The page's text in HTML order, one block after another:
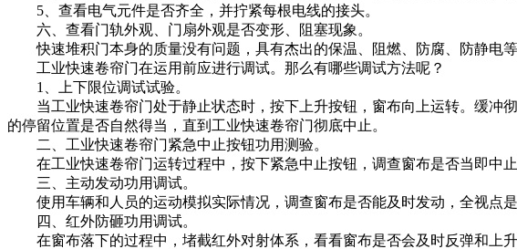
5、查看电气元件是否齐全，并拧紧每根电线的接头。
六、查看门轨外观、门扇外观是否变形、阻塞现象。
快速堆积门本身的质量没有问题，具有杰出的保温、阻燃、防腐、防静电等
工业快速卷帘门在运用前应进行调试。那么有哪些调试方法呢？
1、上下限位调试试验。
当工业快速卷帘门处于静止状态时，按下上升按钮，窗布向上运转。缓冲
的停留位置是否自然得当，直到工业快速卷帘门彻底中止。
二、工业快速卷帘门紧急中止按钮功用测验。
在工业快速卷帘门运转过程中，按下紧急中止按钮，调查窗布是否当即中止
三、主动发动功用调试。
使用车辆和人员的运动模拟实际情况，调查窗布是否能及时发动，全视点是
四、红外防砸功用调试。
在窗布落下的过程中，堵截红外对射体系，看看窗布是否会及时反弹和上